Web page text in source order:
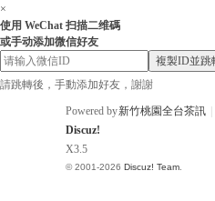
×
使用 WeChat 扫描二维碼
或手动添加微信好友
複製ID並跳
請跳轉後，手動添加好友，謝謝
新竹桃園全台茶訊
Powered by
Discuz!
X3.5
© 2001-2026 Discuz! Team